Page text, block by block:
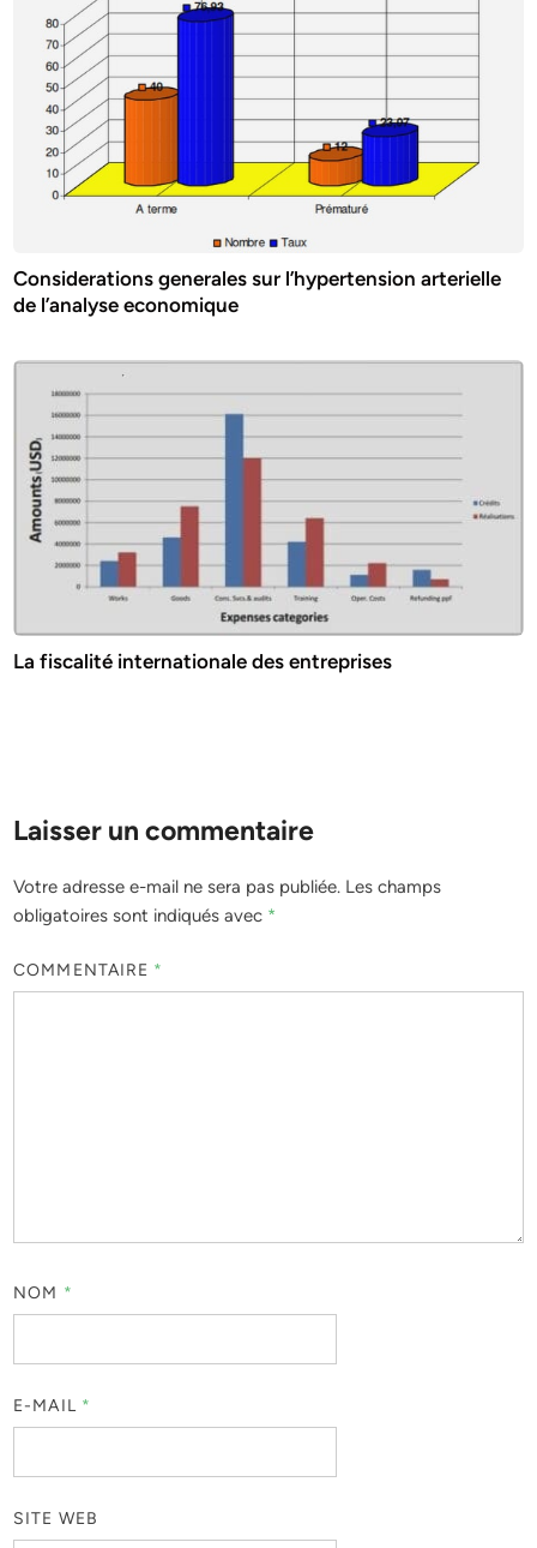
Considerations generales sur l’hypertension arterielle
de l’analyse economique
La fiscalité internationale des entreprises
Laisser un commentaire
Votre adresse e-mail ne sera pas publiée. Les champs
obligatoires sont indiqués avec *
COMMENTAIRE *
NOM *
E-MAIL *
SITE WEB